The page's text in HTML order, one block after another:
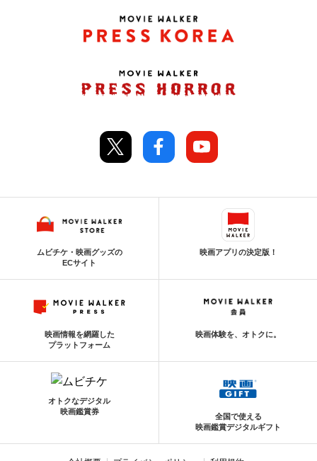
ムビチケ・映画グッズの
ECサイト
映画アプリの決定版！
映画情報を網羅した
プラットフォーム
映画体験を、オトクに。
オトクなデジタル
映画鑑賞券
全国で使える
映画鑑賞デジタルギフト